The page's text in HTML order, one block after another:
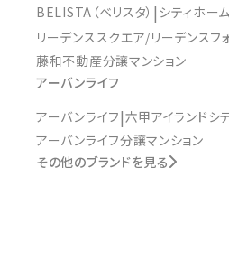
BELISTA（ベリスタ） シティホー
リーデンススクエア/リーデンスフ
藤和不動産分譲マンション
アーバンライフ
アーバンライフ 六甲アイランドシ
アーバンライフ分譲マンション
その他のブランドを見る